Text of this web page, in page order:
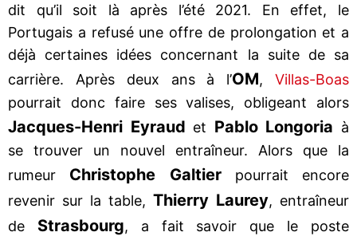
dit qu’il soit là après l’été 2021. En effet, le
Portugais a refusé une offre de prolongation et a
déjà certaines idées concernant la suite de sa
carrière. Après deux ans à l’OM,Villas-Boas
pourrait donc faire ses valises, obligeant alors
Jacques-Henri Eyraud et Pablo Longoria à
se trouver un nouvel entraîneur. Alors que la
rumeur Christophe Galtierpourrait encore
revenir sur la table, Thierry Laurey, entraîneur
de Strasbourg, a fait savoir que le poste